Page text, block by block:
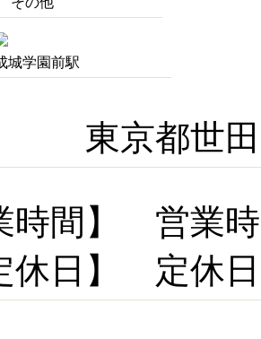
城学園前駅
東京都世
時間】 営業
休日】 定休